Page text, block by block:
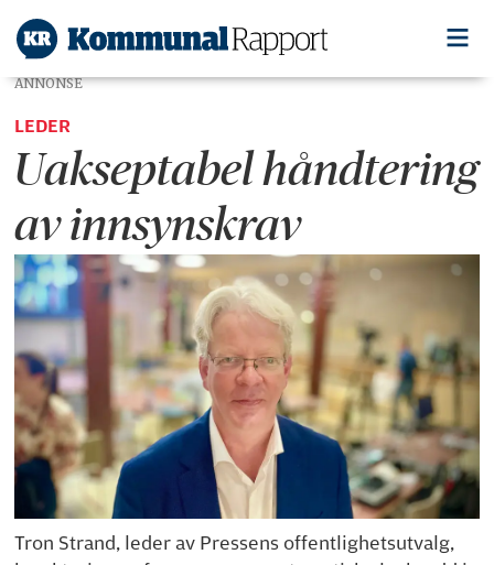
ANNONSE
LEDER
Uakseptabel håndtering
av innsynskrav
Tron Strand, leder av Pressens offentlighetsutvalg,